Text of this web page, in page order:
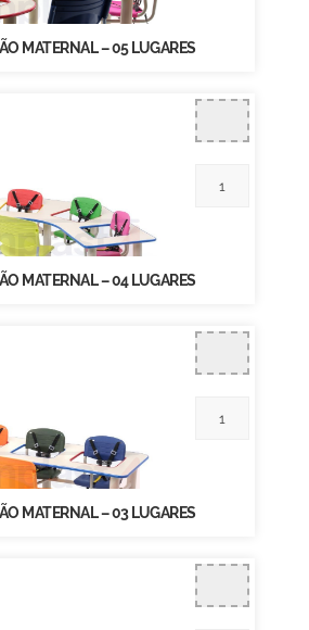
MATERNAL – 05 LUGARES
MATERNAL – 04 LUGARES
MATERNAL – 03 LUGARES